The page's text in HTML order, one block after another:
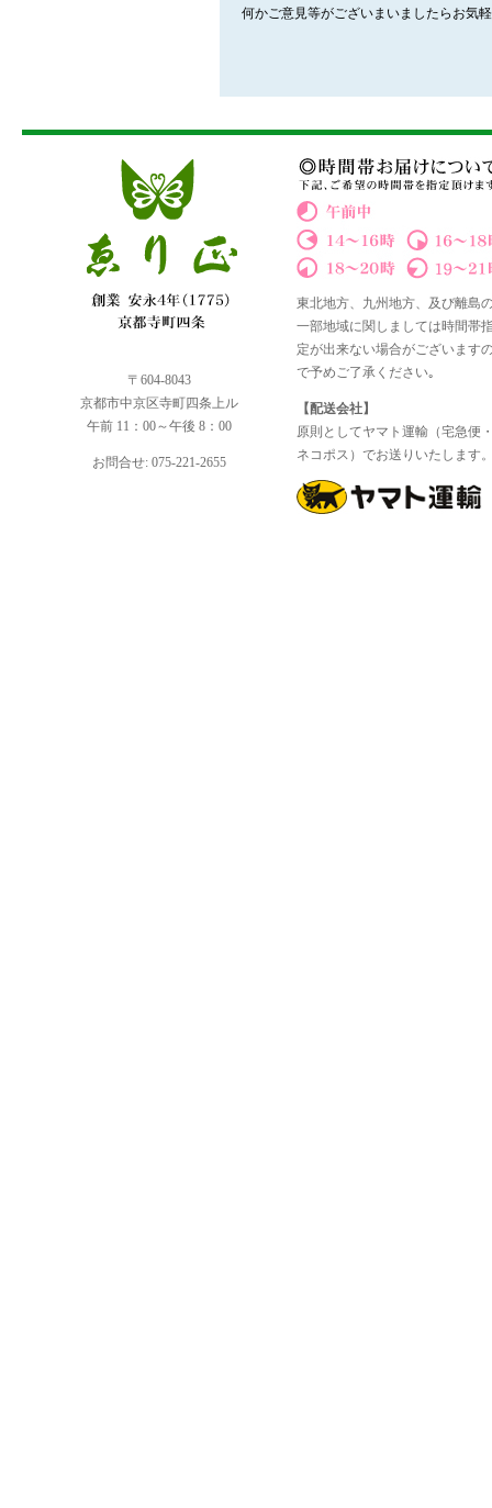
何かご意見等がございまいましたらお気
〒604-8043
京都市中京区寺町四条上ル
午前 11：00～午後 8：00
お問合せ: 075-221-2655
東北地方、九州地方、及び離島
一部地域に関しましては時間帯
定が出来ない場合がございます
で予めご了承ください｡
【配送会社】
原則としてヤマト運輸（宅急便
ネコポス）でお送りいたします